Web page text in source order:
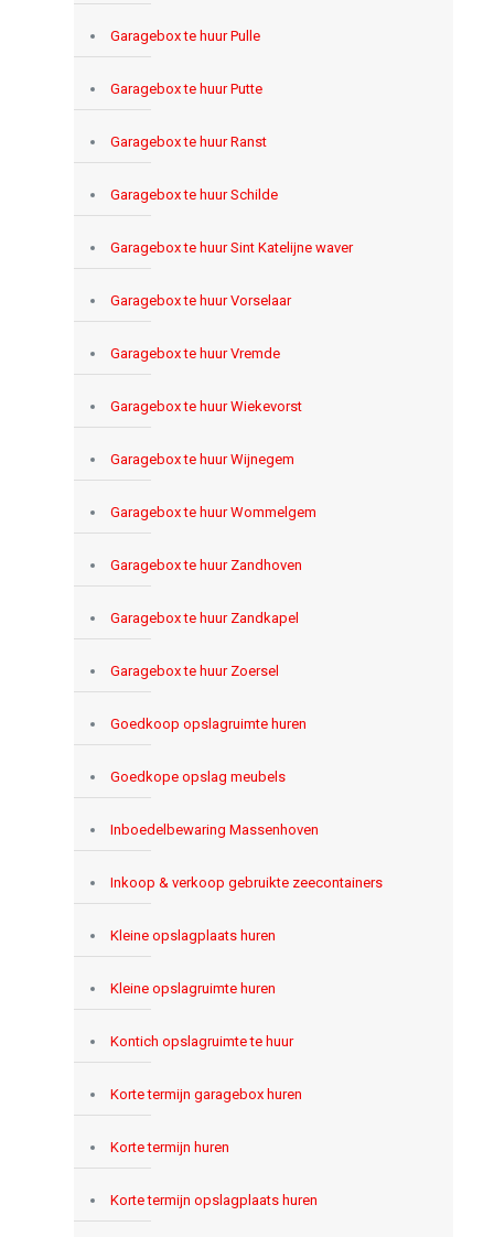
Garagebox te huur Pulle
Garagebox te huur Putte
Garagebox te huur Ranst
Garagebox te huur Schilde
Garagebox te huur Sint Katelijne waver
Garagebox te huur Vorselaar
Garagebox te huur Vremde
Garagebox te huur Wiekevorst
Garagebox te huur Wijnegem
Garagebox te huur Wommelgem
Garagebox te huur Zandhoven
Garagebox te huur Zandkapel
Garagebox te huur Zoersel
Goedkoop opslagruimte huren
Goedkope opslag meubels
Inboedelbewaring Massenhoven
Inkoop & verkoop gebruikte zeecontainers
Kleine opslagplaats huren
Kleine opslagruimte huren
Kontich opslagruimte te huur
Korte termijn garagebox huren
Korte termijn huren
Korte termijn opslagplaats huren